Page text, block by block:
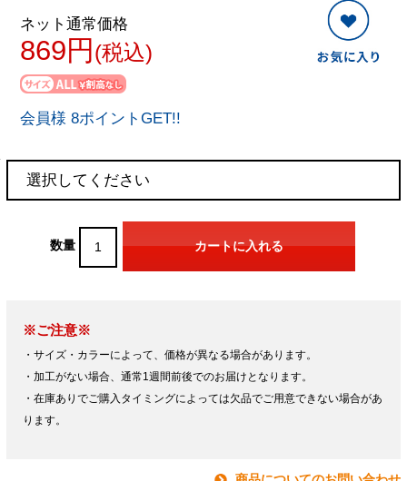
ネット通常価格
869円 (税込)
会員様 8ポイントGET!!
数量
※ご注意※
・サイズ・カラーによって、価格が異なる場合があります。
・加工がない場合、通常1週間前後でのお届けとなります。
・在庫ありでご購入タイミングによっては欠品でご用意できない場合があ
ります。